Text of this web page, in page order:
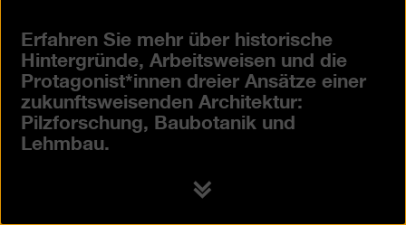
Erfahren Sie mehr über historische
Hintergründe, Arbeitsweisen und die
Protagonist*innen dreier Ansätze einer
zukunftsweisenden Architektur:
Pilzforschung, Baubotanik und
Lehmbau.